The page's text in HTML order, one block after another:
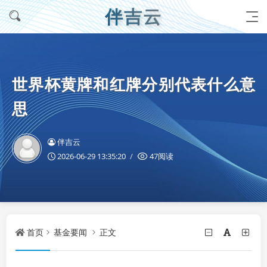
伴吉云
世界杯黄牌和红牌分别代表什么意
思
伴吉云
2026-06-29 13:35:20
47阅读
首页 基金要闻 正文